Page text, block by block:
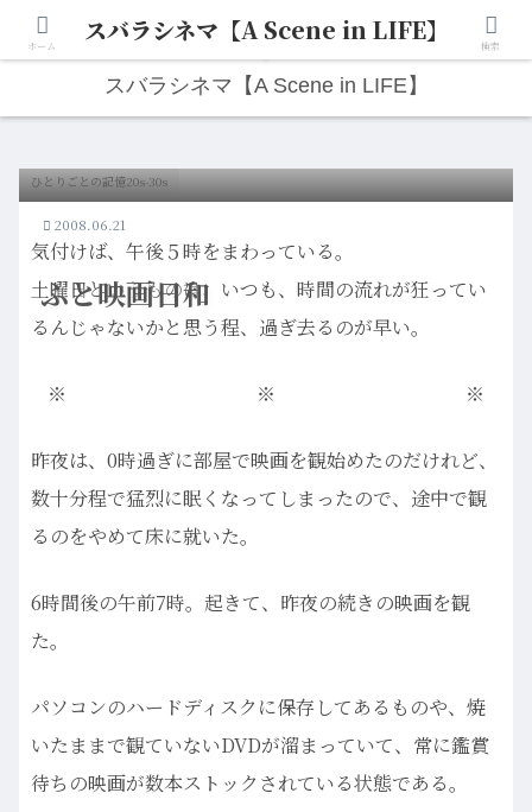
人生は“ひとりごと”から始まる。映画と写真と日々のこと。
スバラシネマ【A Scene in LIFE】
ふと映画日和
ひとりごとの記憶20s-30s
2008.06.21
気付けば、午後５時をまわっている。
土曜日というものは、いつも、時間の流れが狂ってい
るんじゃないかと思う程、過ぎ去るのが早い。
※ ※ ※
昨夜は、0時過ぎに部屋で映画を観始めたのだけれど、
数十分程で猛烈に眠くなってしまったので、途中で観
るのをやめて床に就いた。
6時間後の午前7時。起きて、昨夜の続きの映画を観
た。
パソコンのハードディスクに保存してあるものや、焼
いたままで観ていないDVDが溜まっていて、常に鑑賞
待ちの映画が数本ストックされている状態である。
ホーム スバラシネマ【A Scene in LIFE】 検索